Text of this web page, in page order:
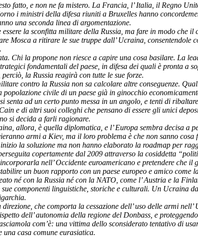
fatto, e non ne fa mistero. La Francia, l’ Italia, il Regno
i ministri della difesa riuniti a Bruxelles hanno
una seconda linea di argomentazione.
la sconfitta militare della Russia, ma fare in modo che
Mosca a ritirare le sue truppe dall’ Ucraina, consentendole
Chi la propone non riesce a capire una cosa basilare. La
fondamentali del paese, in difesa dei quali è pronta a
la Russia reagirà con tutte le sue forze.
contro la Russia non sa calcolare altre conseguenze.
civile di un paese già in ginocchio
senta ad un certo punto messa in un angolo, e tenti di
e di altri suoi colleghi che pensano di essere gli unici
si decida a farli ragionare.
allora, è quella diplomatica, e l’ Europa sembra decisa a
armi a Kiev, ma il loro problema è che non sanno cosa
la soluzione ma non hanno elaborato la roadmap per
copertamente dal 2009 attraverso la cosiddetta
nell’ Occidente euroamericano e pretendere che il
un buon rapporto con un paese europeo e amico come
né con la Russia né con la NATO, come l’ Austria e la
componenti linguistiche, storiche e culturali. Un Ucraina
che comporta la cessazione dell’ uso delle armi
dell’ autonomia della regione del Donbass, e
com’è: una vittima dello sconsiderato tentativo di
casa comune eurasiatica.